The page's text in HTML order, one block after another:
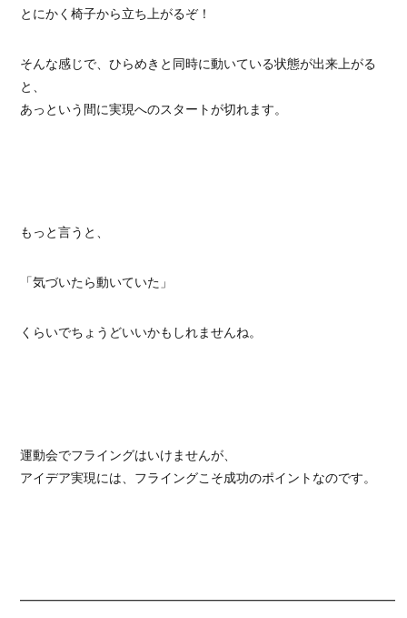
とにかく椅子から立ち上がるぞ！
そんな感じで、ひらめきと同時に動いている状態が出来上がる
と、
あっという間に実現へのスタートが切れます。
もっと言うと、
「気づいたら動いていた」
くらいでちょうどいいかもしれませんね。
運動会でフライングはいけませんが、
アイデア実現には、フライングこそ成功のポイントなのです。